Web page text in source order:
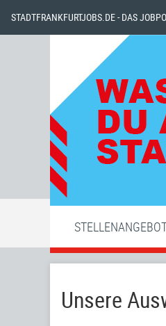
STADTFRANKFURTJOBS.DE - DAS
Unsere